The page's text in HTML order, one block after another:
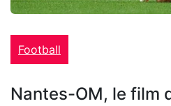
Football
Nantes-OM, le film